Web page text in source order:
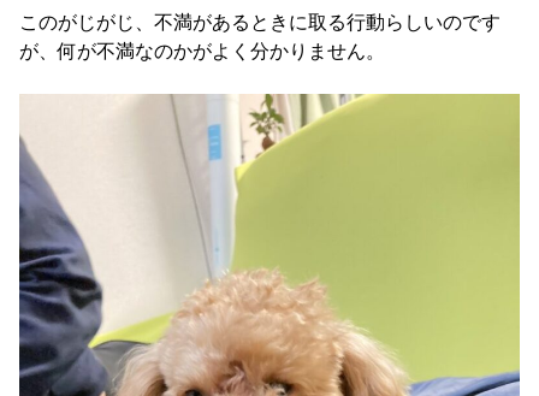
このがじがじ、不満があるときに取る行動らしいのです
が、何が不満なのかがよく分かりません。